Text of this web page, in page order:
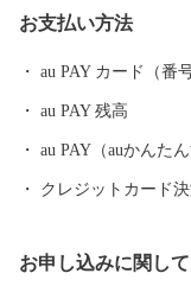
す。他にも見どころと
祭りには、150台を超
に、「新幹線生みの
の鉄道博物館「四国
介する記念館や観光
AIJO」は、スポーツ
お支払い方法
au PAY カード（番
au PAY 残高
au PAY（auかんた
クレジットカード決
お申し込みに関して